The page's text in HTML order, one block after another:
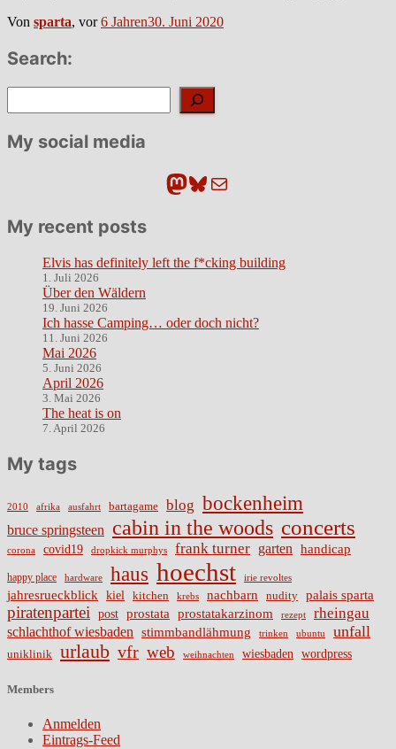
Von sparta, vor6 Jahren30. Juni 2020
Search:
My social media
Mastodon
Bluesky
E-Mail
My recent posts
Elvis has definitely left the f*cking building
1. Juli 2026
Über den Wäldern
19. Juni 2026
Ich hasse Camping… oder doch nicht?
11. Juni 2026
Mai 2026
5. Juni 2026
April 2026
3. Mai 2026
The heat is on
7. April 2026
My tags
2010 afrika ausfahrt bartagame blog bockenheim
bruce springsteen cabin in the woods concerts
corona covid19 dropkick murphys frank turner garten handicap
happy place hardware haus hoechst irie revoltes
jahresrueckblick kiel kitchen krebs nachbarn nudity palais sparta
piratenpartei post prostata prostatakarzinom rezept rheingau
schlachthof wiesbaden stimmbandlähmung trinken ubuntu unfall
uniklinik urlaub vfr web weihnachten wiesbaden wordpress
Members
Anmelden
Eintrags-Feed